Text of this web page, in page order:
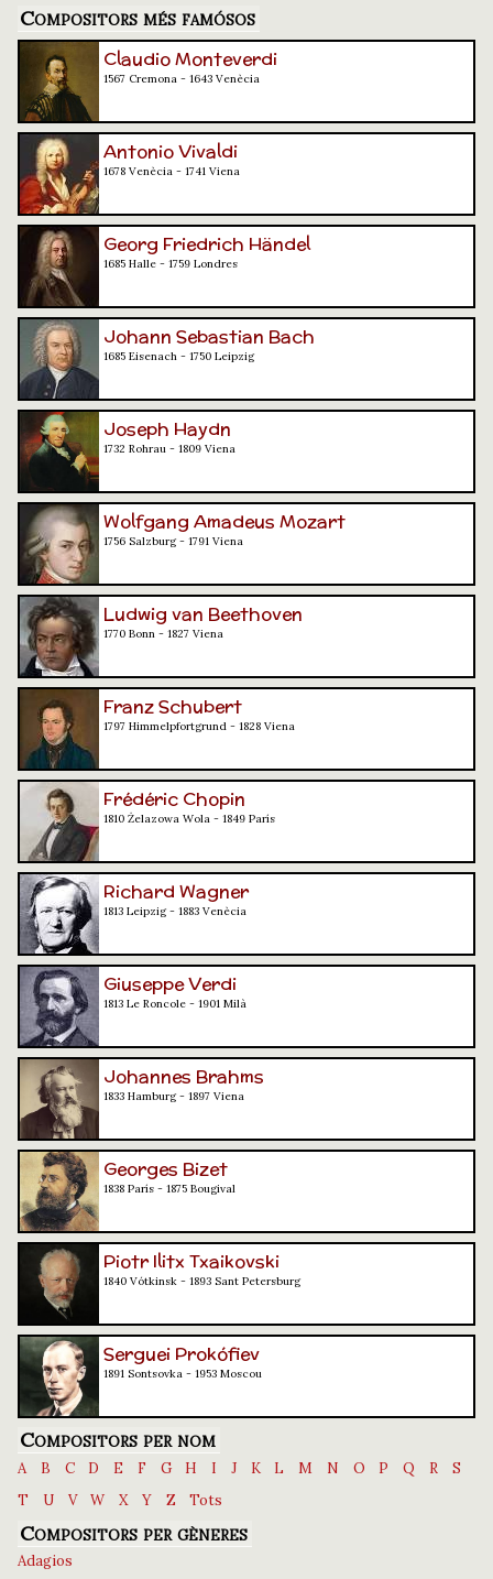
Compositors més famósos
Claudio Monteverdi
1567 Cremona - 1643 Venècia
Antonio Vivaldi
1678 Venècia - 1741 Viena
Georg Friedrich Händel
1685 Halle - 1759 Londres
Johann Sebastian Bach
1685 Eisenach - 1750 Leipzig
Joseph Haydn
1732 Rohrau - 1809 Viena
Wolfgang Amadeus Mozart
1756 Salzburg - 1791 Viena
Ludwig van Beethoven
1770 Bonn - 1827 Viena
Franz Schubert
1797 Himmelpfortgrund - 1828 Viena
Frédéric Chopin
1810 Żelazowa Wola - 1849 París
Richard Wagner
1813 Leipzig - 1883 Venècia
Giuseppe Verdi
1813 Le Roncole - 1901 Milà
Johannes Brahms
1833 Hamburg - 1897 Viena
Georges Bizet
1838 París - 1875 Bougival
Piotr Ilitx Txaikovski
1840 Vótkinsk - 1893 Sant Petersburg
Serguei Prokófiev
1891 Sontsovka - 1953 Moscou
Compositors per nom
A B C D E F G H I J K L M N O P Q R
S
T
U V W X Y Z Tots
Compositors per gèneres
Adagios